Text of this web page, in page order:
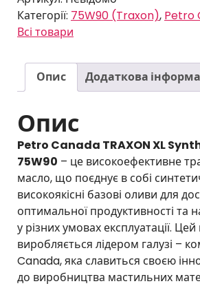
8
р
н
д
3
'
7
4
5
г
р
н
1
г
р
н
1
3
'
0
5
8
г
р
Synthetic
Blend
кількість
Категорії: 75W90 (Traxon), Petro
Всі товари
Опис Додаткова
Опис
Petro Canada TRAXON XL
75W90 – це високоефективне
масло, що поєднує в собі
високоякісні базові оливи для
оптимальної продуктивності та
у різних умовах експлуатації.
виробляється лідером галузі –
Canada, яка славиться своєю
до виробництва мастильних